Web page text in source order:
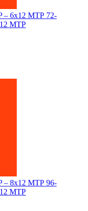
72-
MTP
96-
MTP